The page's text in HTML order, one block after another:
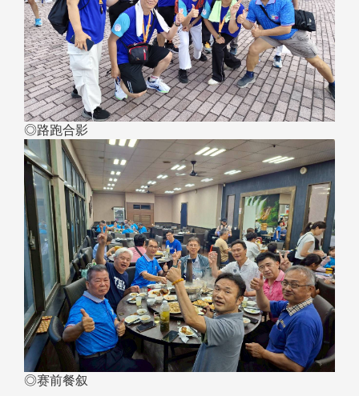
◎路跑合影
◎赛前餐叙